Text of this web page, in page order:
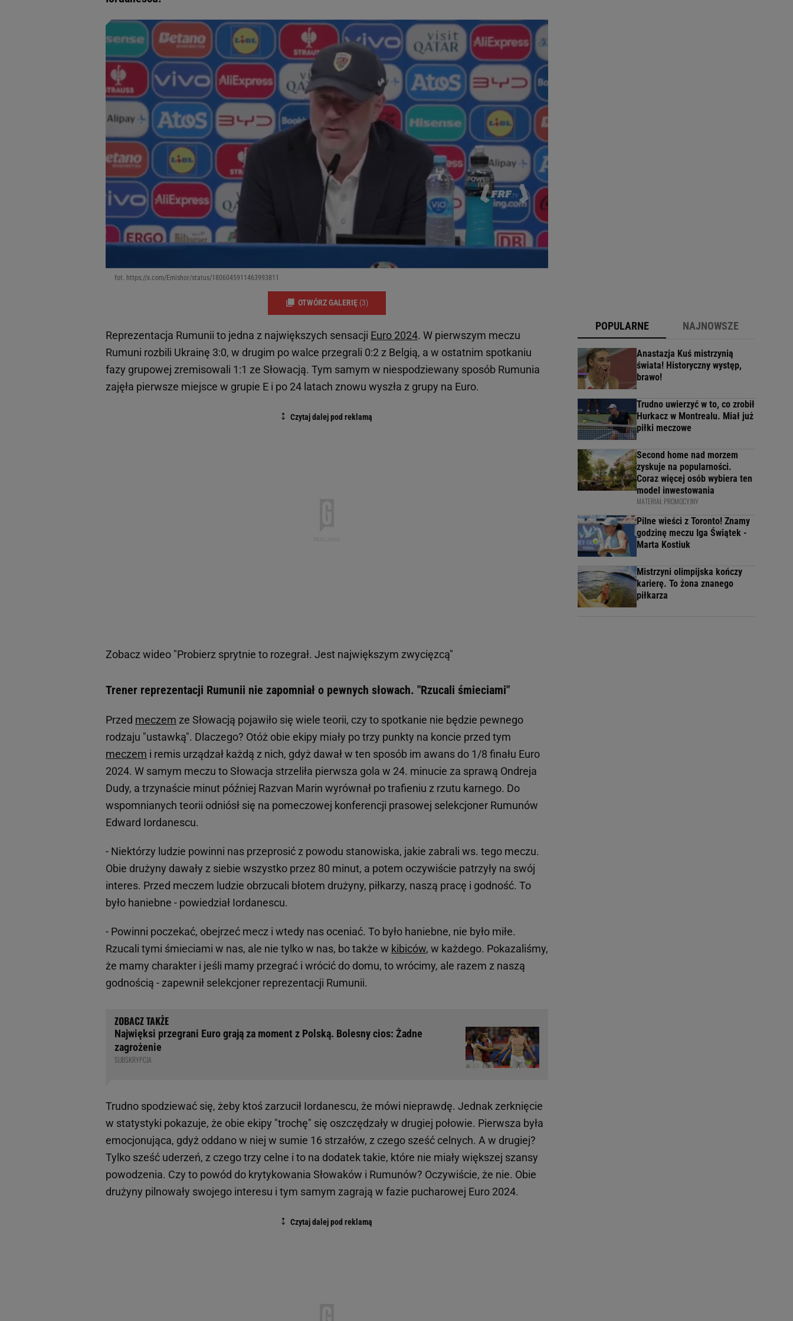
fot. https://x.com/Emishor/status/1806045911463993811
OTWÓRZ GALERIĘ (3)
Reprezentacja Rumunii to jedna z największych sensacji Euro 2024. W pierwszym meczu
Rumuni rozbili Ukrainę 3:0, w drugim po walce przegrali 0:2 z Belgią, a w ostatnim spotkaniu
fazy grupowej zremisowali 1:1 ze Słowacją. Tym samym w niespodziewany sposób Rumunia
zajęła pierwsze miejsce w grupie E i po 24 latach znowu wyszła z grupy na Euro.
Zobacz wideo "Probierz sprytnie to rozegrał. Jest największym zwycięzcą"
Trener reprezentacji Rumunii nie zapomniał o pewnych słowach. "Rzucali śmieciami"
Przed meczem ze Słowacją pojawiło się wiele teorii, czy to spotkanie nie będzie pewnego
rodzaju "ustawką". Dlaczego? Otóż obie ekipy miały po trzy punkty na koncie przed tym
meczem i remis urządzał każdą z nich, gdyż dawał w ten sposób im awans do 1/8 finału Euro
2024. W samym meczu to Słowacja strzeliła pierwsza gola w 24. minucie za sprawą Ondreja
Dudy, a trzynaście minut później Razvan Marin wyrównał po trafieniu z rzutu karnego. Do
wspomnianych teorii odniósł się na pomeczowej konferencji prasowej selekcjoner Rumunów
Edward Iordanescu.
- Niektórzy ludzie powinni nas przeprosić z powodu stanowiska, jakie zabrali ws. tego meczu.
Obie drużyny dawały z siebie wszystko przez 80 minut, a potem oczywiście patrzyły na swój
interes. Przed meczem ludzie obrzucali błotem drużyny, piłkarzy, naszą pracę i godność. To
było haniebne - powiedział Iordanescu.
- Powinni poczekać, obejrzeć mecz i wtedy nas oceniać. To było haniebne, nie było miłe.
Rzucali tymi śmieciami w nas, ale nie tylko w nas, bo także w kibiców, w każdego. Pokazaliśmy,
że mamy charakter i jeśli mamy przegrać i wrócić do domu, to wrócimy, ale razem z naszą
godnością - zapewnił selekcjoner reprezentacji Rumunii.
Najwięksi przegrani Euro grają za moment z Polską. Bolesny cios: Żadne
zagrożenie
SUBSKRYPCJA
Trudno spodziewać się, żeby ktoś zarzucił Iordanescu, że mówi nieprawdę. Jednak zerknięcie
w statystyki pokazuje, że obie ekipy "trochę" się oszczędzały w drugiej połowie. Pierwsza była
emocjonująca, gdyż oddano w niej w sumie 16 strzałów, z czego sześć celnych. A w drugiej?
Tylko sześć uderzeń, z czego trzy celne i to na dodatek takie, które nie miały większej szansy
powodzenia. Czy to powód do krytykowania Słowaków i Rumunów? Oczywiście, że nie. Obie
drużyny pilnowały swojego interesu i tym samym zagrają w fazie pucharowej Euro 2024.
POPULARNE NAJNOWSZE
Anastazja Kuś mistrzynią
świata! Historyczny występ,
brawo!
Trudno uwierzyć w to, co zrobił
Hurkacz w Montrealu. Miał już
piłki meczowe
Second home nad morzem
zyskuje na popularności.
Coraz więcej osób wybiera ten
model inwestowania
MATERIAŁ PROMOCYJNY
Pilne wieści z Toronto! Znamy
godzinę meczu Iga Świątek -
Marta Kostiuk
Mistrzyni olimpijska kończy
karierę. To żona znanego
piłkarza